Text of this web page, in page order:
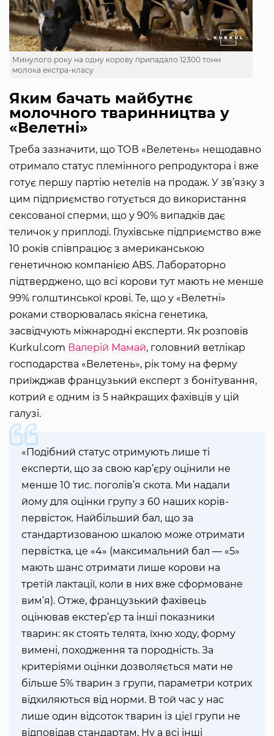
Минулого року на одну корову припадало 12300 тонн
молока екстра-класу
Яким бачать майбутнє
молочного тваринництва у
«Велетні»
Треба зазначити, що ТОВ «Велетень» нещодавно
отримало статус племінного репродуктора і вже
готує першу партію нетелів на продаж. У зв’язку з
цим підприємство готується до використання
сексованої сперми, що у 90% випадків дає
теличок у приплоді. Глухівське підприємство вже
10 років співпрацює з американською
генетичною компанією ABS. Лабораторно
підтверджено, що всі корови тут мають не менше
99% голштинської крові. Те, що у «Велетні»
роками створювалась якісна генетика,
засвідчують міжнародні експерти. Як розповів
Kurkul.com Валерій Мамай, головний ветлікар
господарства «Велетень», рік тому на ферму
приїжджав французький експерт з бонітування,
котрий є одним із 5 найкращих фахівців у цій
галузі.
«Подібний статус отримують лише ті
експерти, що за свою кар’єру оцінили не
менше 10 тис. поголів’я скота. Ми надали
йому для оцінки групу з 60 наших корів-
первісток. Найбільший бал, що за
стандартизованою шкалою може отримати
первістка, це «4» (максимальний бал — «5»
мають шанс отримати лише корови на
третій лактації, коли в них вже сформоване
вим’я). Отже, французький фахівець
оцінював екстер’єр та інші показники
тварин: як стоять телята, їхню ходу, форму
вимені, походження та породність. За
критеріями оцінки дозволяється мати не
більше 5% тварин з групи, параметри котрих
відхиляються від норми. В той час у нас
лише один відсоток тварин із цієї групи не
відповідав стандартам. Ну а всі інші